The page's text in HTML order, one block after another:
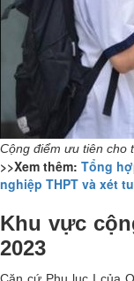
Cộng điểm ưu tiên cho
>>Xem thêm: Tổng
nghiệp THPT và xét
Khu vực
2023